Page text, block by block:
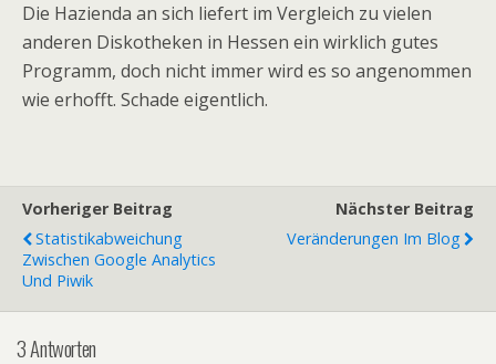
Die Hazienda an sich liefert im Vergleich zu vielen
anderen Diskotheken in Hessen ein wirklich gutes
Programm, doch nicht immer wird es so angenommen
wie erhofft. Schade eigentlich.
Vorheriger Beitrag
Statistikabweichung
Zwischen Google Analytics
Und Piwik
Nächster Beitrag
Veränderungen Im Blog
3 Antworten